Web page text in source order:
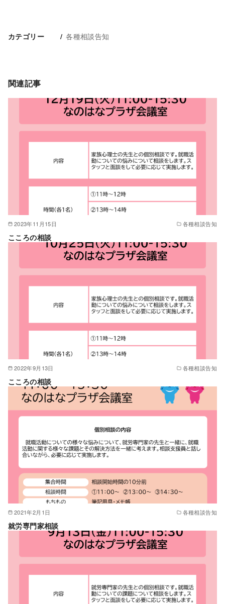
カテゴリー 各種相談告知
関連記事
2023年11月15日 各種相談告知
こころの相談
2022年9月13日 各種相談告知
こころの相談
2021年2月1日 各種相談告知
就労専門家相談